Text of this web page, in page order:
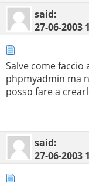
said:
27-06-2003
Salve come
phpmyadmin ma
posso fare a
said:
27-06-2003